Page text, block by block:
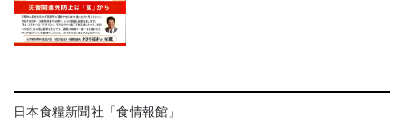
日本食糧新聞社「食情報館」